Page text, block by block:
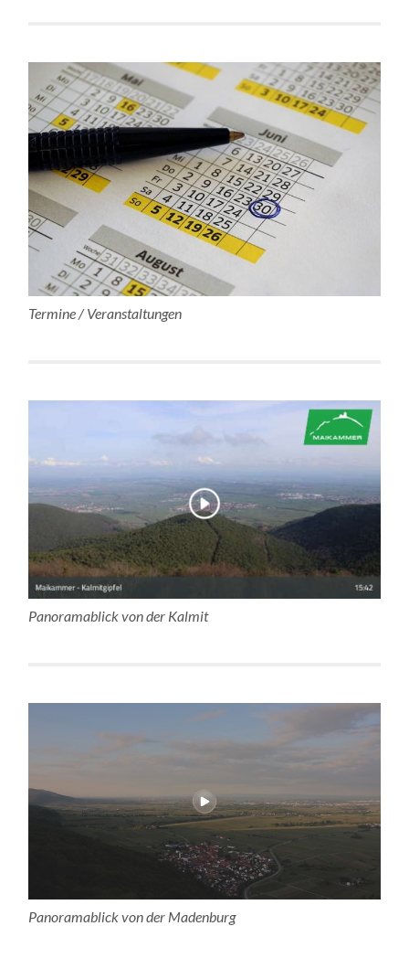
Termine / Veranstaltungen
Panoramablick von der Kalmit
Panoramablick von der Madenburg